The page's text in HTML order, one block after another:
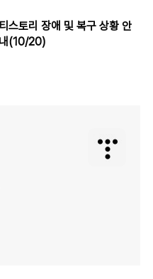
티스토리 장애 및 복구 상황 안
내(10/20)